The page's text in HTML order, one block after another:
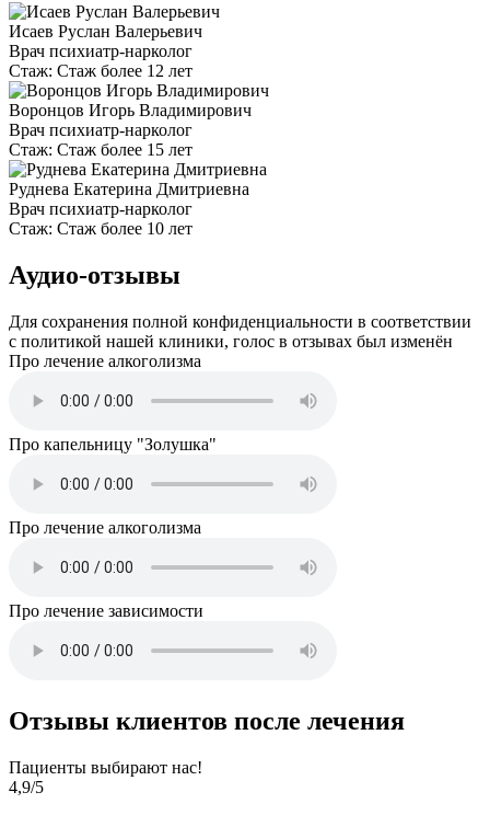
Исаев Руслан Валерьевич
Врач психиатр-нарколог
Стаж: Стаж более 12 лет
Воронцов Игорь Владимирович
Врач психиатр-нарколог
Стаж: Стаж более 15 лет
Руднева Екатерина Дмитриевна
Врач психиатр-нарколог
Стаж: Стаж более 10 лет
Аудио-отзывы
Для сохранения полной конфиденциальности в соответствии
с политикой нашей клиники, голос в отзывах был изменён
Про лечение алкоголизма
Про капельницу "Золушка"
Про лечение алкоголизма
Про лечение зависимости
Отзывы клиентов после лечения
Пациенты выбирают нас!
4,9/5